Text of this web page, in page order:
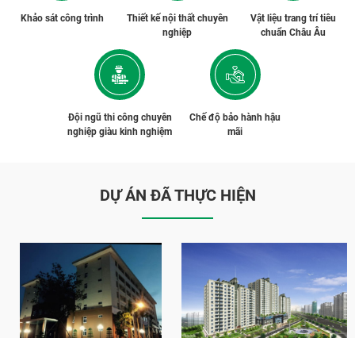
Khảo sát công trình
Thiết kế nội thất chuyên
nghiệp
Vật liệu trang trí tiêu
chuẩn Châu Âu
Đội ngũ thi công chuyên
nghiệp giàu kinh nghiệm
Chế độ bảo hành hậu
mãi
DỰ ÁN ĐÃ THỰC HIỆN